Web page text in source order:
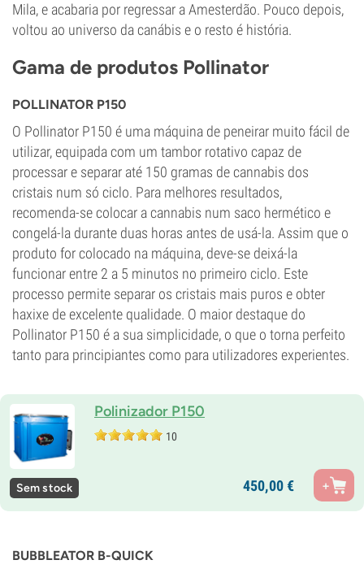
Mila, e acabaria por regressar a Amesterdão. Pouco depois,
voltou ao universo da canábis e o resto é história.
Gama de produtos Pollinator
POLLINATOR P150
O Pollinator P150 é uma máquina de peneirar muito fácil de
utilizar, equipada com um tambor rotativo capaz de
processar e separar até 150 gramas de cannabis dos
cristais num só ciclo. Para melhores resultados,
recomenda-se colocar a cannabis num saco hermético e
congelá-la durante duas horas antes de usá-la. Assim que o
produto for colocado na máquina, deve-se deixá-la
funcionar entre 2 a 5 minutos no primeiro ciclo. Este
processo permite separar os cristais mais puros e obter
haxixe de excelente qualidade. O maior destaque do
Pollinator P150 é a sua simplicidade, o que o torna perfeito
tanto para principiantes como para utilizadores experientes.
Polinizador P150
10
Sem stock 450,00€
BUBBLEATOR B-QUICK